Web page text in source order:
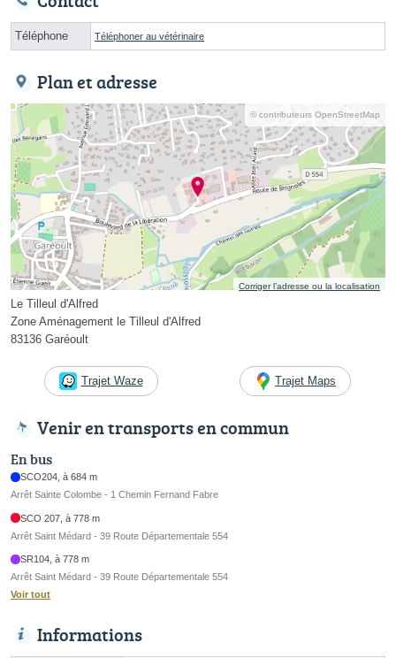
Téléphone Téléphoner au vétérinaire
Plan et adresse
© contributeurs OpenStreetMap
Corriger l’adresse ou la localisation
Le Tilleul d'Alfred
Zone Aménagement le Tilleul d'Alfred
83136 Garéoult
Trajet Waze Trajet Maps
Venir en transports en commun
En bus
SCO204, à 684 m
Arrêt Sainte Colombe - 1 Chemin Fernand Fabre
SCO 207, à 778 m
Arrêt Saint Médard - 39 Route Départementale 554
SR104, à 778 m
Arrêt Saint Médard - 39 Route Départementale 554
Voir tout
Informations